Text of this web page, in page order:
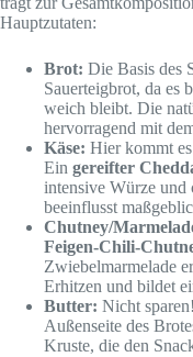
Hauptzutaten:
Brot: Die Basis des
Sauerteigbrot, da es
weich bleibt. Die
hervorragend mit
Käse: Hier kommt
Ein gereifter
intensive Würze und
beeinflusst
Chutney/
Feigen-Chili-
Zwiebelmarmelade
Erhitzen und bildet
Butter: Nicht
Außenseite des
Kruste, die den